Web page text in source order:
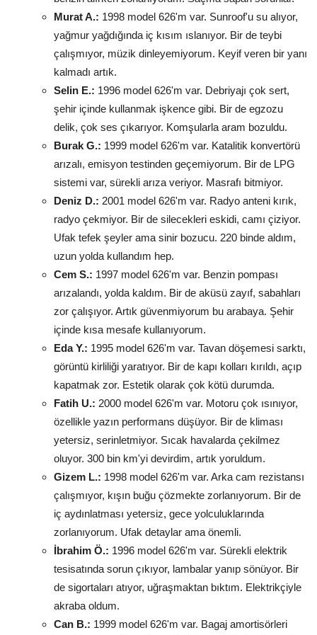
Murat A.: 1998 model 626'm var. Sunroof'u su alıyor,
yağmur yağdığında iç kısım ıslanıyor. Bir de teybi
çalışmıyor, müzik dinleyemiyorum. Keyif veren bir yanı
kalmadı artık.
Selin E.: 1996 model 626'm var. Debriyajı çok sert,
şehir içinde kullanmak işkence gibi. Bir de egzozu
delik, çok ses çıkarıyor. Komşularla aram bozuldu.
Burak G.: 1999 model 626'm var. Katalitik konvertörü
arızalı, emisyon testinden geçemiyorum. Bir de LPG
sistemi var, sürekli arıza veriyor. Masrafı bitmiyor.
Deniz D.: 2001 model 626'm var. Radyo anteni kırık,
radyo çekmiyor. Bir de silecekleri eskidi, camı çiziyor.
Ufak tefek şeyler ama sinir bozucu. 220 binde aldım,
uzun yolda kullandım hep.
Cem S.: 1997 model 626'm var. Benzin pompası
arızalandı, yolda kaldım. Bir de aküsü zayıf, sabahları
zor çalışıyor. Artık güvenmiyorum bu arabaya. Şehir
içinde kısa mesafe kullanıyorum.
Eda Y.: 1995 model 626'm var. Tavan döşemesi sarktı,
görüntü kirliliği yaratıyor. Bir de kapı kolları kırıldı, açıp
kapatmak zor. Estetik olarak çok kötü durumda.
Fatih U.: 2000 model 626'm var. Motoru çok ısınıyor,
özellikle yazın performans düşüyor. Bir de kliması
yetersiz, serinletmiyor. Sıcak havalarda çekilmez
oluyor. 300 bin km'yi devirdim, artık yoruldum.
Gizem L.: 1998 model 626'm var. Arka cam rezistansı
çalışmıyor, kışın buğu çözmekte zorlanıyorum. Bir de
iç aydınlatması yetersiz, gece yolculuklarında
zorlanıyorum. Ufak detaylar ama önemli.
İbrahim Ö.: 1996 model 626'm var. Sürekli elektrik
tesisatında sorun çıkıyor, lambalar yanıp sönüyor. Bir
de sigortaları atıyor, uğraşmaktan bıktım. Elektrikçiyle
akraba oldum.
Can B.: 1999 model 626'm var. Bagaj amortisörleri